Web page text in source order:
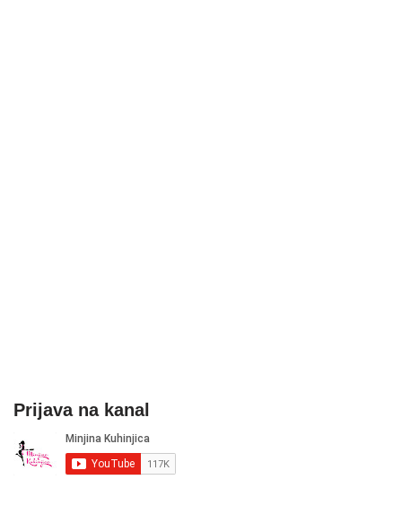
Prijava na kanal